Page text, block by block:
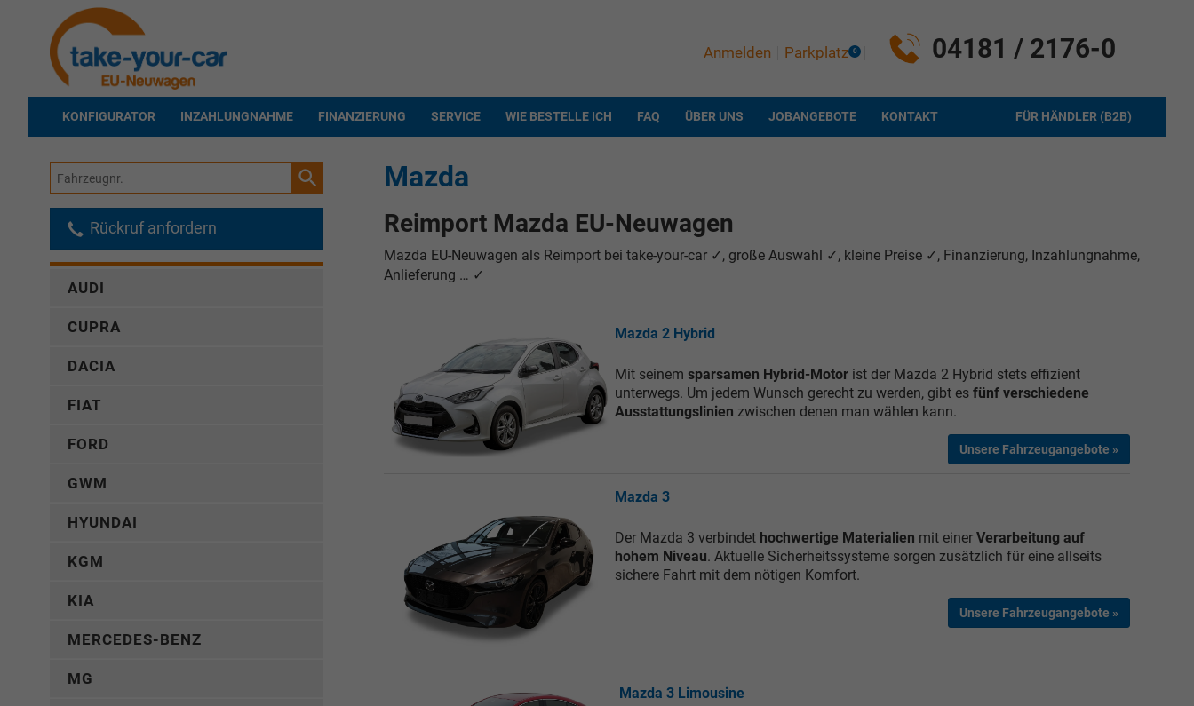
04181 / 2176-0
Anmelden Parkplatz 0
KONFIGURATOR INZAHLUNGNAHME FINANZIERUNG SERVICE WIE BESTELLE ICH FAQ ÜBER UNS JOBANGEBOTE FÜR HÄNDLER (B2B)
KONTAKT
Mazda
Reimport Mazda EU-Neuwagen
Mazda EU-Neuwagen als Reimport bei take-your-car ✓, große Auswahl ✓, kleine Preise ✓, Finanzierung, Inzahlungnahme,
Anlieferung … ✓
Mazda 2 Hybrid
Mit seinem sparsamen Hybrid-Motorist der Mazda 2 Hybrid stets effizient
unterwegs. Um jedem Wunsch gerecht zu werden, gibt es fünf verschiedene
Ausstattungslinien zwischen denen man wählen kann.
Unsere Fahrzeugangebote »
Mazda 3
Der Mazda 3 verbindet hochwertige Materialien mit einer Verarbeitung auf
hohem Niveau. Aktuelle Sicherheitssysteme sorgen zusätzlich für eine allseits
sichere Fahrt mit dem nötigen Komfort.
Unsere Fahrzeugangebote »
Mazda 3 Limousine
Fahrzeugnr.
Rückruf anfordern
AUDI
CUPRA
DACIA
FIAT
FORD
GWM
HYUNDAI
KGM
KIA
MERCEDES-BENZ
MG